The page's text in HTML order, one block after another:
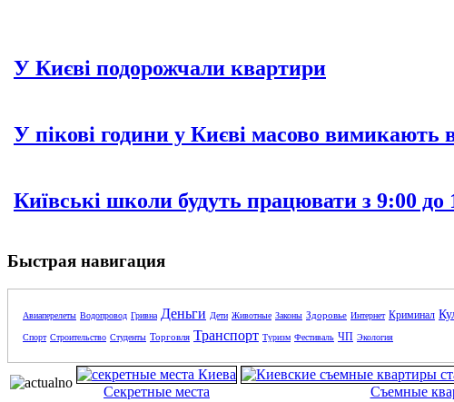
У Києві подорожчали квартири
У пікові години у Києві масово вимикають
Київські школи будуть працювати з 9:00 до
Быстрая навигация
Авиаперелеты Водопровод Гривна Деньги Дети Животные Законы Здоровье Интернет Криминал
Спорт Строительство Студенты Торговля Транспорт Туризм Фестиваль ЧП Экология
Секретные места Съемные